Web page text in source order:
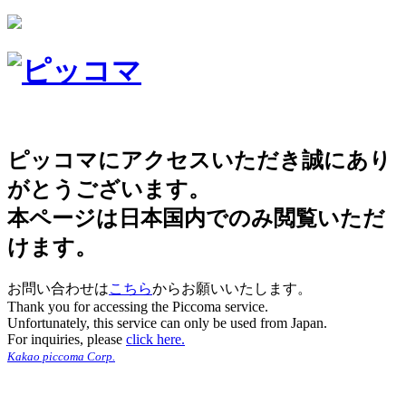
ピッコマにアクセスいただき誠にあり
がとうございます。
本ページは日本国内でのみ閲覧いただ
けます。
お問い合わせはこちらからお願いいたします。
Thank you for accessing the Piccoma service.
Unfortunately, this service can only be used from Japan.
For inquiries, please click here.
Kakao piccoma Corp.